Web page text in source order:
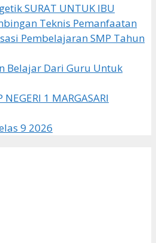
SURAT UNTUK IBU
Teknis Pemanfaatan
Pembelajaran SMP Tahun
Belajar Dari Guru Untuk
NEGERI 1 MARGASARI
9 2026